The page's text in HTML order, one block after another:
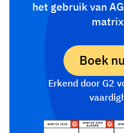
het gebruik van
Boek
Erkend door G2